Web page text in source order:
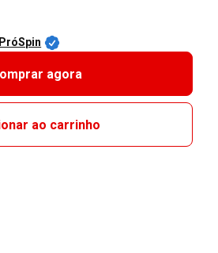
PróSpin
agora
ao carrinho